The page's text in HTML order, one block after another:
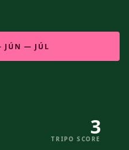
JÚN — JÚL
3
TRIPO SCORE